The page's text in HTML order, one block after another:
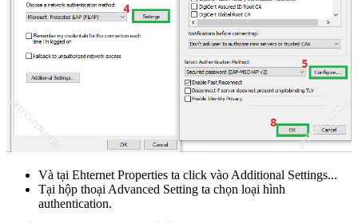
Và tại Ehternet Properties ta click vào Additional Settings...
Tại hộp thoại Advanced Setting ta chọn loại hình
authentication.